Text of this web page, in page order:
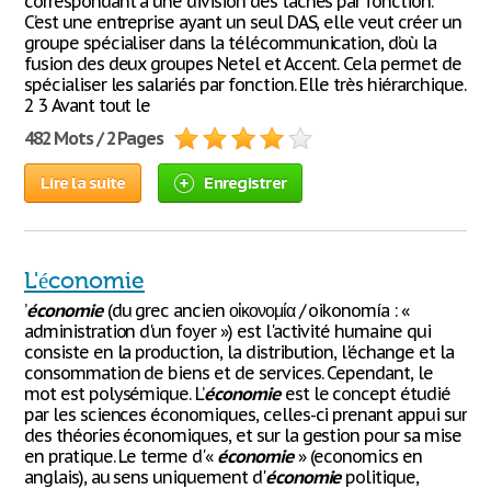
C’est une entreprise ayant un seul DAS, elle veut créer un
groupe spécialiser dans la télécommunication, d’où la
fusion des deux groupes Netel et Accent. Cela permet de
spécialiser les salariés par fonction. Elle très hiérarchique.
2 3 Avant tout le
482 Mots / 2 Pages
Lire la suite Enregistrer
L'économie
’économie(du grec ancien οἰκονομία / oikonomía : «
administration d'un foyer ») est l'activité humaine qui
consiste en la production, la distribution, l'échange et la
consommation de biens et de services. Cependant, le
mot est polysémique. L’économieest le concept étudié
par les sciences économiques, celles-ci prenant appui sur
des théories économiques, et sur la gestion pour sa mise
en pratique. Le terme d'« économie» (economics en
anglais), au sens uniquement d'économiepolitique,